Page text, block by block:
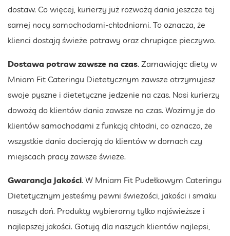
dostaw. Co więcej, kurierzy już rozwożą dania jeszcze tej
samej nocy samochodami-chłodniami. To oznacza, że
klienci dostają świeże potrawy oraz chrupiące pieczywo.
Dostawa potraw zawsze na czas. Zamawiając diety w
Mniam Fit Cateringu Dietetycznym zawsze otrzymujesz
swoje pyszne i dietetyczne jedzenie na czas. Nasi kurierzy
dowożą do klientów dania zawsze na czas. Wozimy je do
klientów samochodami z funkcją chłodni, co oznacza, że
wszystkie dania docierają do klientów w domach czy
miejscach pracy zawsze świeże.
Gwarancja jakości. W Mniam Fit Pudełkowym Cateringu
Dietetycznym jesteśmy pewni świeżości, jakości i smaku
naszych dań. Produkty wybieramy tylko najświeższe i
najlepszej jakości. Gotują dla naszych klientów najlepsi,